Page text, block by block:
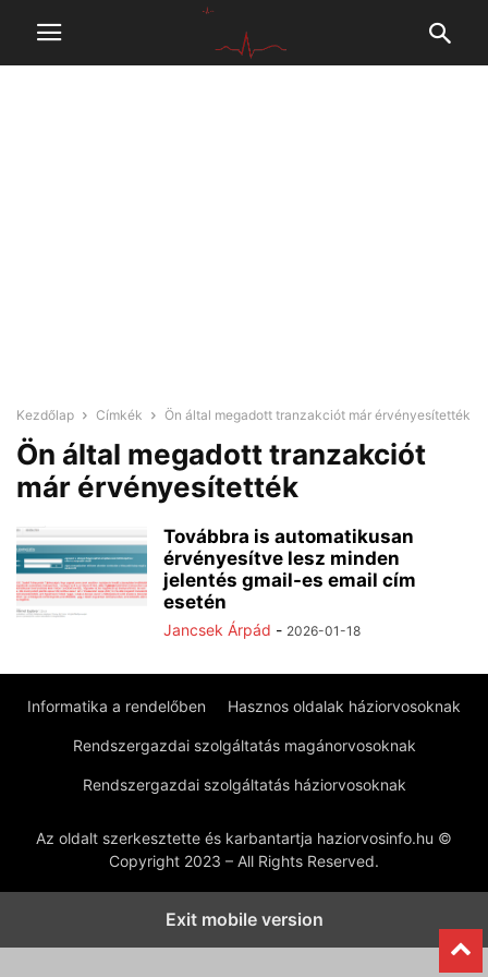
Kezdőlap Címkék Ön által megadott tranzakciót már érvényesítették
Ön által megadott tranzakciót
már érvényesítették
Továbbra is automatikusan
érvényesítve lesz minden
jelentés gmail-es email cím
esetén
Jancsek Árpád - 2026-01-18
Informatika a rendelőben Hasznos oldalak háziorvosoknak
Rendszergazdai szolgáltatás magánorvosoknak
Rendszergazdai szolgáltatás háziorvosoknak
Az oldalt szerkesztette és karbantartja haziorvosinfo.hu ©
Copyright 2023 – All Rights Reserved.
Exit mobile version